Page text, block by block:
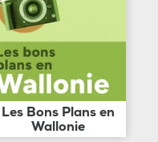
Les Bons Plans en
Wallonie